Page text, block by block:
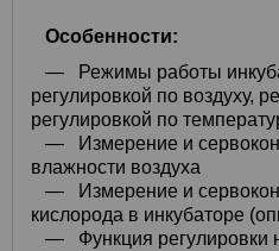
Особенности:
— Режимы работы
регулировкой по воздуху,
регулировкой по
— Измерение и
влажности воздуха
— Измерение и
кислорода в инкубаторе
— Функция регулировки